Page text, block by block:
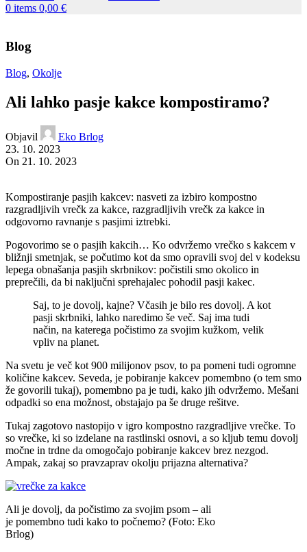
0 items 0,00 €
Blog
Blog, Okolje
Ali lahko pasje kakce kompostiramo?
Objavil
Eko Brlog
23. 10. 2023
On 21. 10. 2023
Kompostiranje pasjih kakcev: nasveti za izbiro kompostno
razgradljivih vrečk za kakce, razgradljivih vrečk za kakce in
odgovorno ravnanje s pasjimi iztrebki.
Pogovorimo se o pasjih kakcih… Ko odvržemo vrečko s kakcem v
bližnji smetnjak, se počutimo kot da smo opravili svoj del v kodeksu
lepega obnašanja pasjih skrbnikov: počistili smo okolico in
preprečili, da bi naključni sprehajalec pohodil pasji kakec.
Saj, to je dovolj, kajne? Včasih je bilo res dovolj. A kot
pasji skrbniki, lahko naredimo še več. Saj ima tudi
način, na katerega počistimo za svojim kužkom, velik
vpliv na planet.
Na svetu je več kot 900 milijonov psov, to pa pomeni tudi ogromne
količine kakcev. Seveda, je pobiranje kakcev pomembno (o tem smo
že govorili tukaj), pomembno pa je tudi, kako jih odvržemo. Mešani
odpadki so ena možnost, obstajajo pa še druge rešitve.
Tukaj zagotovo nastopijo v igro kompostno razgradljive vrečke. To
so vrečke, ki so izdelane na rastlinski osnovi, a so kljub temu dovolj
močne in trdne da omogočajo pobiranje kakcev brez nezgod.
Ampak, zakaj so pravzaprav okolju prijazna alternativa?
Ali je dovolj, da počistimo za svojim psom – ali
je pomembno tudi kako to počnemo? (Foto: Eko
Brlog)